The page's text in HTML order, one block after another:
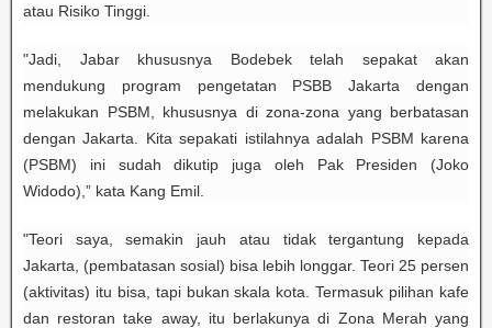
atau Risiko Tinggi.
"Jadi, Jabar khususnya Bodebek telah sepakat akan
mendukung program pengetatan PSBB Jakarta dengan
melakukan PSBM, khususnya di zona-zona yang berbatasan
dengan Jakarta. Kita sepakati istilahnya adalah PSBM karena
(PSBM) ini sudah dikutip juga oleh Pak Presiden (Joko
Widodo),” kata Kang Emil.
"Teori saya, semakin jauh atau tidak tergantung kepada
Jakarta, (pembatasan sosial) bisa lebih longgar. Teori 25 persen
(aktivitas) itu bisa, tapi bukan skala kota. Termasuk pilihan kafe
dan restoran take away, itu berlakunya di Zona Merah yang